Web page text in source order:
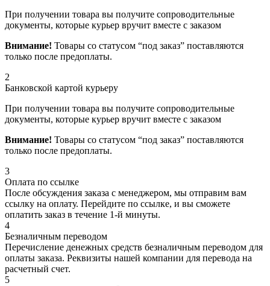
При получении товара вы получите сопроводительные
документы, которые курьер вручит вместе с заказом
Внимание! Товары со статусом “под заказ” поставляются
только после предоплаты.
2
Банковской картой курьеру
При получении товара вы получите сопроводительные
документы, которые курьер вручит вместе с заказом
Внимание! Товары со статусом “под заказ” поставляются
только после предоплаты.
3
Оплата по ссылке
После обсуждения заказа с менеджером, мы отправим вам
ссылку на оплату. Перейдите по ссылке, и вы сможете
оплатить заказ в течение 1-й минуты.
4
Безналичным переводом
Перечисление денежных средств безналичным переводом для
оплаты заказа. Реквизиты нашей компании для перевода на
расчетный счет.
5